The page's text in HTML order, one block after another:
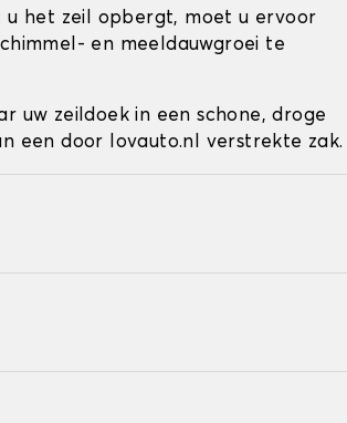
u het zeil opbergt, moet u ervoor
en meeldauwgroei te
uw zeildoek in een schone, droge
een door lovauto.nl verstrekte zak.